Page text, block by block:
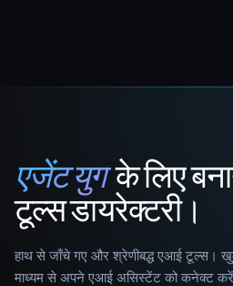
That AI Collection
एजेंट युगके लिए
टूल्स डायरेक्टरी।
हाथ से जाँचे गए और श्रेणीबद्ध एआई टूल्स।
माध्यम से अपने एआई असिस्टेंट को कनेक्ट